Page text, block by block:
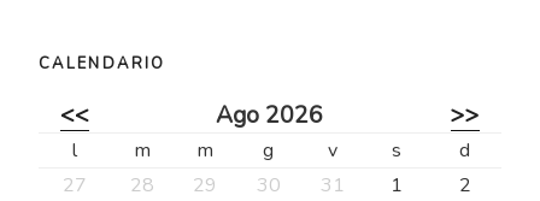
CALENDARIO
<< Ago 2026 >>
l m m g v s
d
27
28 29 30 31 1
2